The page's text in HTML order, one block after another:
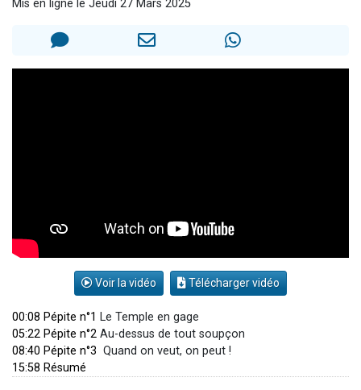
Mis en ligne le Jeudi 27 Mars 2025
Voir la vidéo Télécharger vidéo
00:08 Pépite n°1 Le Temple en gage
05:22 Pépite n°2 Au-dessus de tout soupçon
08:40 Pépite n°3 Quand on veut, on peut !
15:58 Résumé